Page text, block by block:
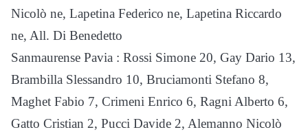
Nicolò ne, Lapetina Federico ne, Lapetina Riccardo
ne, All. Di Benedetto
Sanmaurense Pavia : Rossi Simone 20, Gay Dario 13,
Brambilla Slessandro 10, Bruciamonti Stefano 8,
Maghet Fabio 7, Crimeni Enrico 6, Ragni Alberto 6,
Gatto Cristian 2, Pucci Davide 2, Alemanno Nicolò